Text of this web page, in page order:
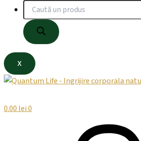
X
0.00 lei0